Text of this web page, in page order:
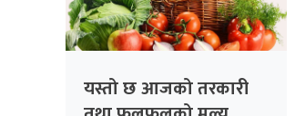
यस्तो छ आजको तरकारी